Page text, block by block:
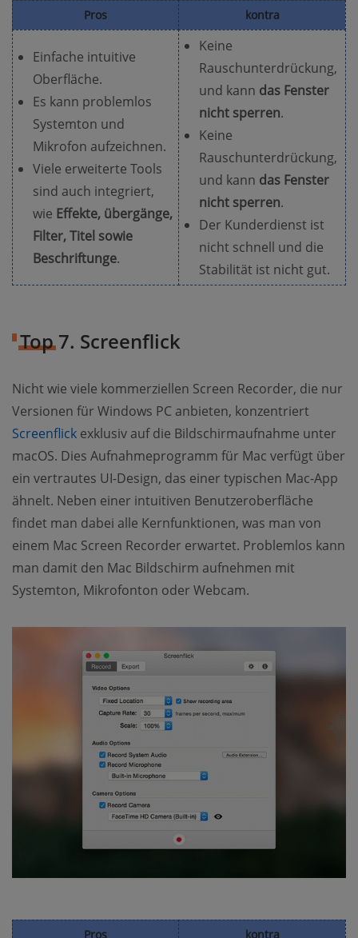
Pros kontra
Einfache intuitive
Oberfläche.
Es kann problemlos
Systemton und
Mikrofon aufzeichnen.
Viele erweiterte Tools
sind auch integriert,
wie Effekte, übergänge,
Filter, Titel sowie
Beschriftunge.
Keine
Rauschunterdrückung,
und kann das Fenster
nicht sperren.
Keine
Rauschunterdrückung,
und kann das Fenster
nicht sperren.
Der Kunderdienst ist
nicht schnell und die
Stabilität ist nicht gut.
Top 7. Screenflick
Nicht wie viele kommerziellen Screen Recorder, die nur
Versionen für Windows PC anbieten, konzentriert
Screenflick exklusiv auf die Bildschirmaufnahme unter
macOS. Dies Aufnahmeprogramm für Mac verfügt über
ein vertrautes UI-Design, das einer typischen Mac-App
ähnelt. Neben einer intuitiven Benutzeroberfläche
findet man dabei alle Kernfunktionen, was man von
einem Mac Screen Recorder erwartet. Problemlos kann
man damit den Mac Bildschirm aufnehmen mit
Systemton, Mikrofonton oder Webcam.
Pros kontra